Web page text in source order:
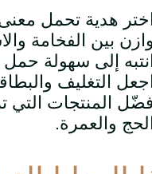
اختر هدية تحمل
وازن بين الفخامة
انتبه إلى سهولة
اجعل التغليف
فضّل المنتجات التي
الحج والعمرة.